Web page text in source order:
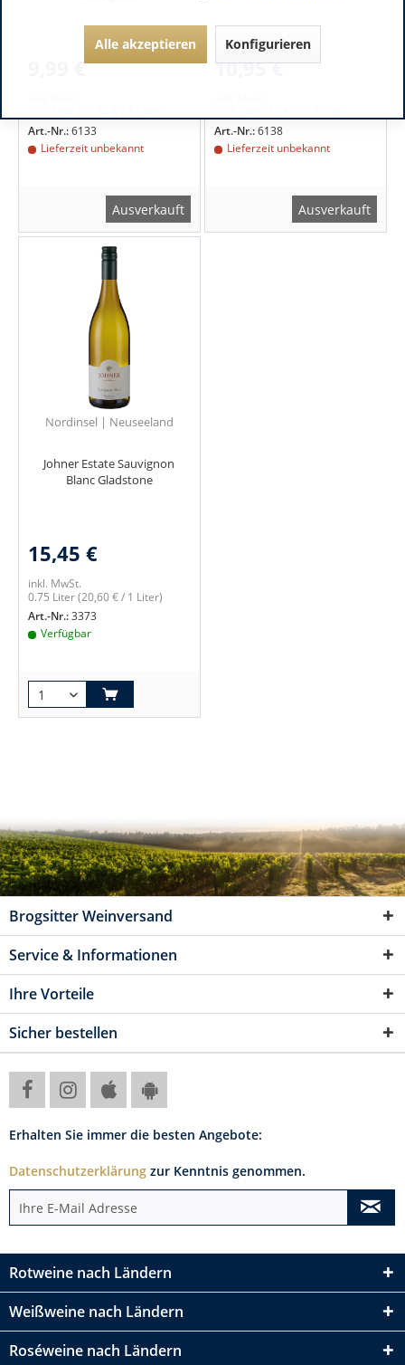
9,99 €
Art.-Nr.:6133
Lieferzeit unbekannt
Ausverkauft
10,95 €
Art.-Nr.:6138
Lieferzeit unbekannt
Ausverkauft
Nordinsel | Neuseeland
Johner Estate Sauvignon
Blanc Gladstone
15,45 €
inkl. MwSt.
0.75 Liter(20,60 € / 1 Liter)
Art.-Nr.:3373
Verfügbar
Brogsitter Weinversand
Service & Informationen
Ihre Vorteile
Sicher bestellen
Erhalten Sie immer die besten Angebote:
Datenschutzerklärung zur Kenntnis genommen.
Rotweine nach Ländern
Weißweine nach Ländern
Roséweine nach Ländern
Alle akzeptieren Konfigurieren